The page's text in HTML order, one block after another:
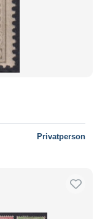
Privatperson